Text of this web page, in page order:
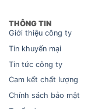
THÔNG TIN
Giới thiệu công ty
Tin khuyến mại
Tin tức công ty
Cam kết chất lượng
Chính sách bảo mật